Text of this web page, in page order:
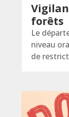
forêts
Le
niveau
de